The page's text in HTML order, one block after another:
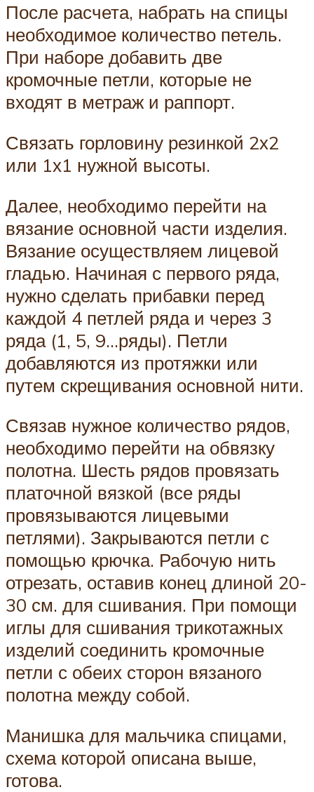
После расчета, набрать на спицы
необходимое количество петель.
При наборе добавить две
кромочные петли, которые не
входят в метраж и раппорт.
Связать горловину резинкой 2х2
или 1х1 нужной высоты.
Далее, необходимо перейти на
вязание основной части изделия.
Вязание осуществляем лицевой
гладью. Начиная с первого ряда,
нужно сделать прибавки перед
каждой 4 петлей ряда и через 3
ряда (1, 5, 9…ряды). Петли
добавляются из протяжки или
путем скрещивания основной нити.
Связав нужное количество рядов,
необходимо перейти на обвязку
полотна. Шесть рядов провязать
платочной вязкой (все ряды
провязываются лицевыми
петлями). Закрываются петли с
помощью крючка. Рабочую нить
отрезать, оставив конец длиной 20-
30 см. для сшивания. При помощи
иглы для сшивания трикотажных
изделий соединить кромочные
петли с обеих сторон вязаного
полотна между собой.
Манишка для мальчика спицами,
схема которой описана выше,
готова.